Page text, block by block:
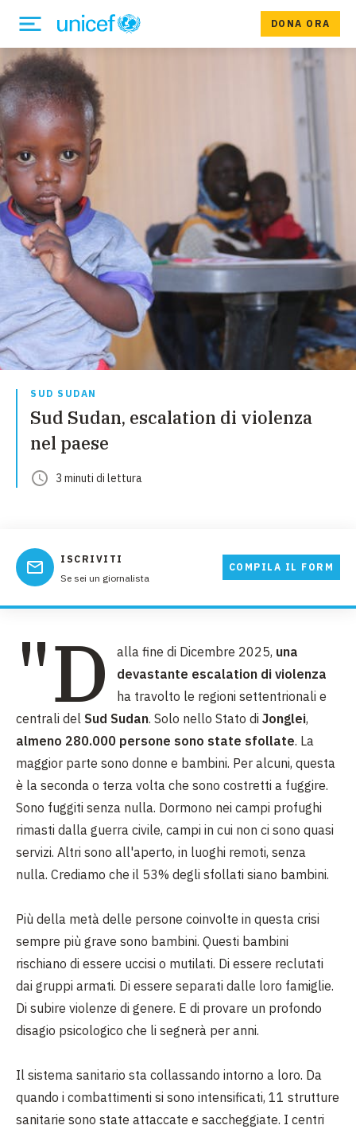
DONA ORA
SUD SUDAN
Sud Sudan, escalation di violenza
nel paese
3 minuti di lettura
ISCRIVITI
Se sei un giornalista
COMPILA IL FORM
"D alla fine di Dicembre 2025, una
devastante escalation di violenza
ha travolto le regioni settentrionali e
centrali del Sud Sudan. Solo nello Stato di Jonglei,
almeno 280.000 persone sono state sfollate. La
maggior parte sono donne e bambini. Per alcuni, questa
è la seconda o terza volta che sono costretti a fuggire.
Sono fuggiti senza nulla. Dormono nei campi profughi
rimasti dalla guerra civile, campi in cui non ci sono quasi
servizi. Altri sono all'aperto, in luoghi remoti, senza
nulla. Crediamo che il 53% degli sfollati siano bambini.
Più della metà delle persone coinvolte in questa crisi
sempre più grave sono bambini. Questi bambini
rischiano di essere uccisi o mutilati. Di essere reclutati
dai gruppi armati. Di essere separati dalle loro famiglie.
Di subire violenze di genere. E di provare un profondo
disagio psicologico che li segnerà per anni.
Il sistema sanitario sta collassando intorno a loro. Da
quando i combattimenti si sono intensificati, 11 strutture
sanitarie sono state attaccate e saccheggiate. I centri